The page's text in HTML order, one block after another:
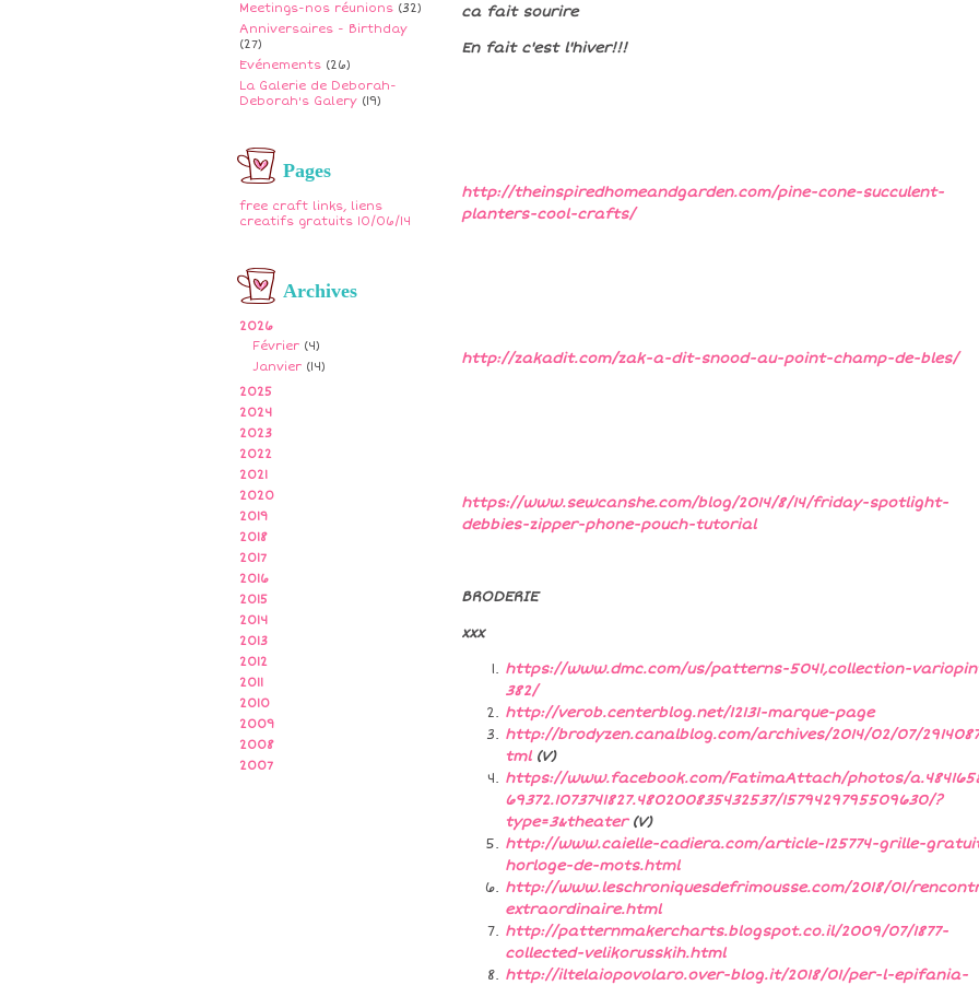
Meetings-nos réunions (32)
Anniversaires - Birthday
(27)
Evénements (26)
La Galerie de Deborah-
Deborah's Galery (19)
Pages
free craft links, liens
creatifs gratuits 10/06/14
Archives
2026
Février (4)
Janvier (14)
2025
2024
2023
2022
2021
2020
2019
2018
2017
2016
2015
2014
2013
2012
2011
2010
2009
2008
2007
ca fait sourire
En fait c'est l'hiver!!!
http://theinspiredhomeandgarden.com/pine-cone-succulent-
planters-cool-crafts/
http://zakadit.com/zak-a-dit-snood-au-point-champ-de-bles/
https://www.sewcanshe.com/blog/2014/8/14/friday-spotlight-
debbies-zipper-phone-pouch-tutorial
BRODERIE
xxx
https://www.dmc.com/us/patterns-5041,collection-
382/
http://verob.centerblog.net/12131-marque-page
http://brodyzen.canalblog.com/archives/2014/02/07/
tml(V)
https://www.facebook.com/FatimaAttach/photos/
69372.1073741827.480200835432537/1579429795509630/?
type=3&theater(V)
http://www.caielle-cadiera.com/article-125774-grille-
horloge-de-mots.html
http://www.leschroniquesdefrimousse.com/2018/01/
extraordinaire.html
http://patternmakercharts.blogspot.co.il/2009/07/1877-
collected-velikorusskih.html
http://iltelaiopovolaro.over-blog.it/2018/01/per-l-epifania-